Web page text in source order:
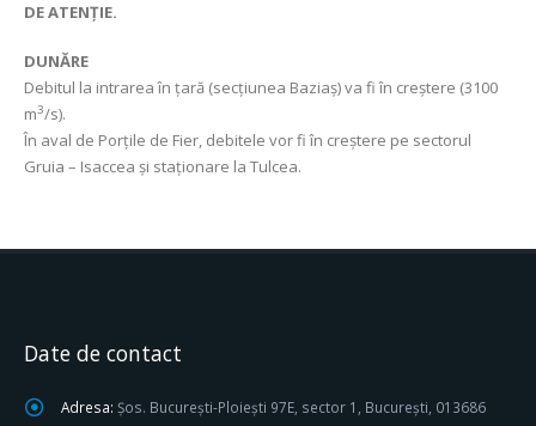
DE ATENȚIE.
DUNĂRE
Debitul la intrarea în țară (secțiunea Baziaș) va fi în creștere (3100
m3/s).
În aval de Porțile de Fier, debitele vor fi în creștere pe sectorul
Gruia – Isaccea și staționare la Tulcea.
Date de contact
Adresa: Șos. București-Ploiești 97E, sector 1, București, 013686